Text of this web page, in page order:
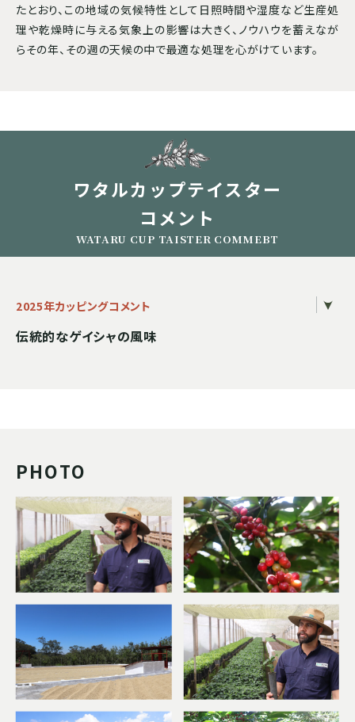
たとおり、この地域の気候特性として日照時間や湿度など生産処
理や乾燥時に与える気象上の影響は大きく、ノウハウを蓄えなが
らその年、その週の天候の中で最適な処理を心がけています。
ワタルカップテイスター
コメント
WATARU CUP TAISTER COMMEBT
2025年カッピングコメント
伝統的なゲイシャの風味
PHOTO